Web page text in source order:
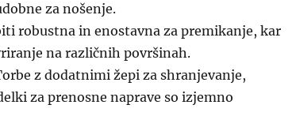
za nošenje.
robustna in enostavna za premikanje, kar
na različnih površinah.
z dodatnimi žepi za shranjevanje,
za prenosne naprave so izjemno